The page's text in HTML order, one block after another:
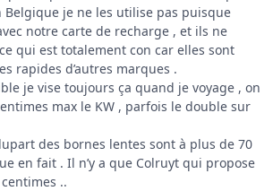
Belgique je ne les utilise pas puisque
notre carte de recharge , et ils ne
qui est totalement con car elles sont
rapides d’autres marques .
je vise toujours ça quand je voyage , on
max le KW , parfois le double sur
des bornes lentes sont à plus de 70
en fait . Il n’y a que Colruyt qui propose
..